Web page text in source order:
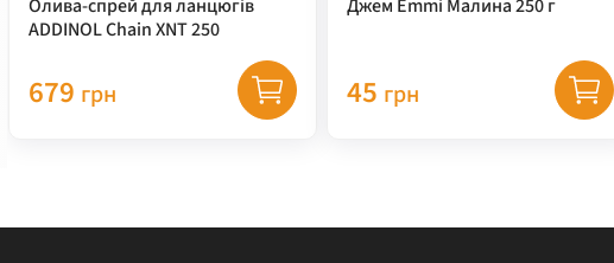
Олива-спрей для ланцюгів
ADDINOL Chain XNT 250
679 грн
Джем Emmi Малина 250 г
45 грн